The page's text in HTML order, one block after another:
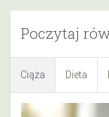
Poczytaj
Ciąża Dieta